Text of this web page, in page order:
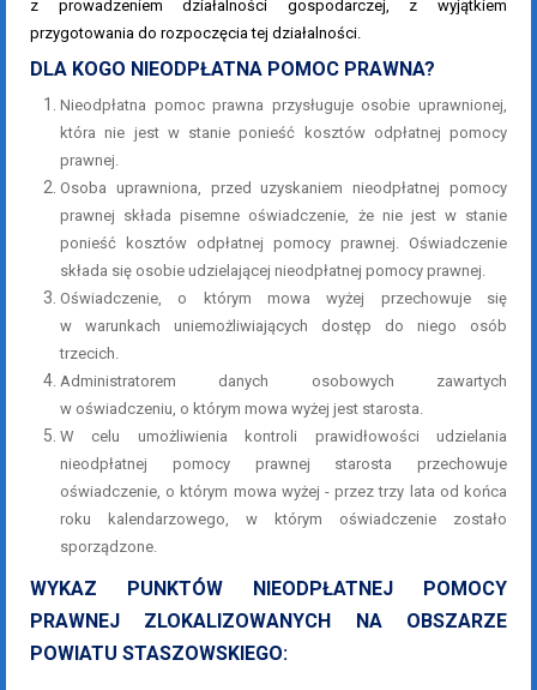
z prowadzeniem działalności gospodarczej, z wyjątkiem
przygotowania do rozpoczęcia tej działalności.
DLA KOGO NIEODPŁATNA POMOC PRAWNA?
Nieodpłatna pomoc prawna przysługuje osobie uprawnionej,
która nie jest w stanie ponieść kosztów odpłatnej pomocy
prawnej.
Osoba uprawniona, przed uzyskaniem nieodpłatnej pomocy
prawnej składa pisemne oświadczenie, że nie jest w stanie
ponieść kosztów odpłatnej pomocy prawnej. Oświadczenie
składa się osobie udzielającej nieodpłatnej pomocy prawnej.
Oświadczenie, o którym mowa wyżej przechowuje się
w warunkach uniemożliwiających dostęp do niego osób
trzecich.
Administratorem danych osobowych zawartych
w oświadczeniu, o którym mowa wyżej jest starosta.
W celu umożliwienia kontroli prawidłowości udzielania
nieodpłatnej pomocy prawnej starosta przechowuje
oświadczenie, o którym mowa wyżej - przez trzy lata od końca
roku kalendarzowego, w którym oświadczenie zostało
sporządzone.
WYKAZ PUNKTÓW NIEODPŁATNEJ POMOCY
PRAWNEJ ZLOKALIZOWANYCH NA OBSZARZE
POWIATU STASZOWSKIEGO: